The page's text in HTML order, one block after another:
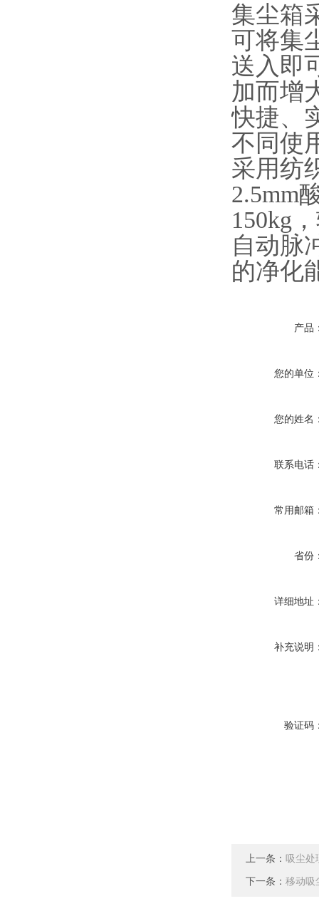
集尘箱
可将集
送入即
加而增
快捷、
不同使
采用纺
2.5mm
150kg
自动脉
的净化
产品
您的单位
您的姓名
联系电话
常用邮箱
省份
详细地址
补充说明
验证码
上一条： 吸尘处
下一条： 移动吸